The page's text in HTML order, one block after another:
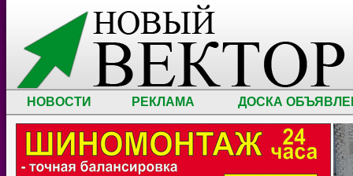
НОВОСТИ РЕКЛАМА ДОСКА